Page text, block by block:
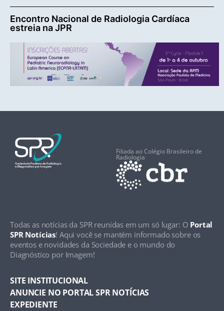
Encontro Nacional de Radiologia Cardíaca
estreia na JPR
Filiada ao Colégio Brasileiro de
Radiologia
Todas as notícias da SPR reunidas em um só lugar: O Portal
SPR Notícias! Aqui você se mantém informado sobre os
eventos e novidades da Sociedade e o mundo do
Diagnóstico por Imagem!
SITE INSTITUCIONAL
ANUNCIE NO PORTAL SPR NOTÍCIAS
EXPEDIENTE